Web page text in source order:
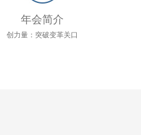
年会简介
创力量：突破变革关口